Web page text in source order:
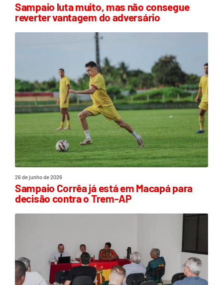
Sampaio luta muito, mas não consegue
reverter vantagem do adversário
26 de junho de 2026
Sampaio Corrêa já está em Macapá para
decisão contra o Trem-AP